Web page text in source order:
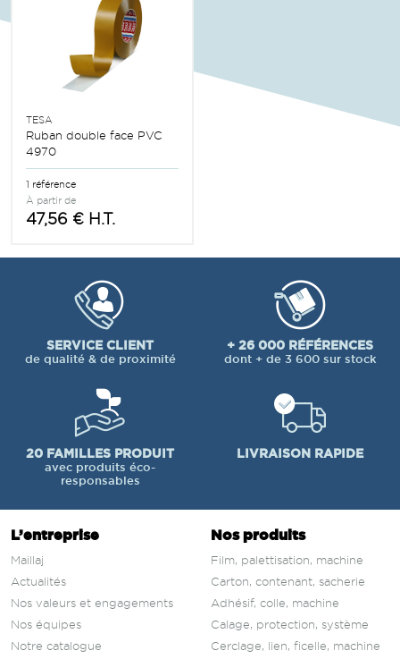
TESA
Ruban double face PVC
4970
1 référence
À partir de
47,56 € H.T.
SERVICE CLIENT
de qualité & de proximité
+ 26 000 RÉFÉRENCES
dont + de 3 600 sur stock
20 FAMILLES PRODUIT
avec produits éco-
responsables
LIVRAISON RAPIDE
L’entreprise
Maillaj
Actualités
Nos valeurs et engagements
Nos équipes
Notre catalogue
Nos produits
Film, palettisation, machine
Carton, contenant, sacherie
Adhésif, colle, machine
Calage, protection, système
Cerclage, lien, ficelle, machine